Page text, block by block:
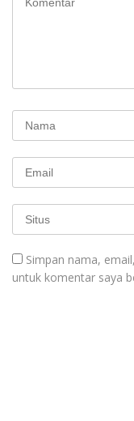
Simpan nama,
untuk komentar saya